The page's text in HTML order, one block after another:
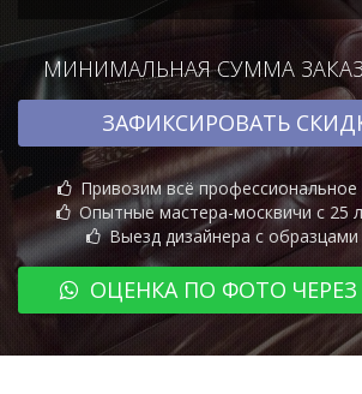
МИНИМАЛЬНАЯ СУММА
ЗАФИКСИРОВАТЬ
Привозим всё
Опытные мастера-москвичи с 25
Выезд дизайнера с
ОЦЕНКА ПО ФОТО ЧЕРЕЗ